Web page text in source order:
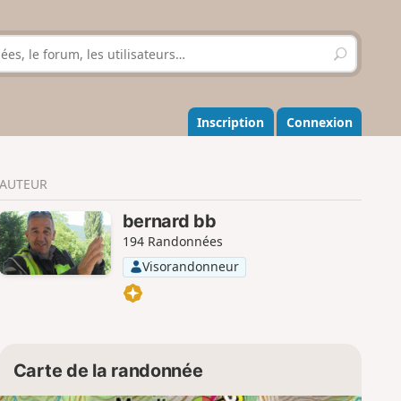
R
e
h
e
r
r
Inscription Connexion
AUTEUR
bernard bb
194 Randonnées
Visorandonneur
Carte de la randonnée